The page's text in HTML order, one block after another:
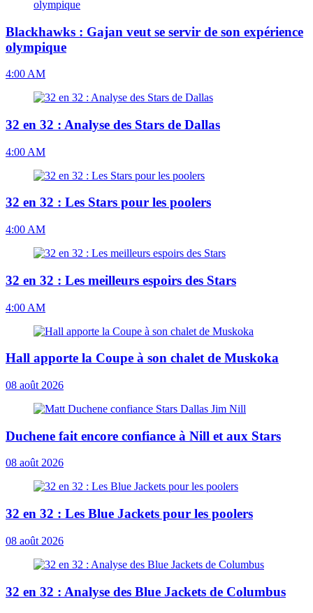
Blackhawks : Gajan veut se servir de son expérience
olympique
4:00 AM
32 en 32 : Analyse des Stars de Dallas
4:00 AM
32 en 32 : Les Stars pour les poolers
4:00 AM
32 en 32 : Les meilleurs espoirs des Stars
4:00 AM
Hall apporte la Coupe à son chalet de Muskoka
08 août 2026
Duchene fait encore confiance à Nill et aux Stars
08 août 2026
32 en 32 : Les Blue Jackets pour les poolers
08 août 2026
32 en 32 : Analyse des Blue Jackets de Columbus